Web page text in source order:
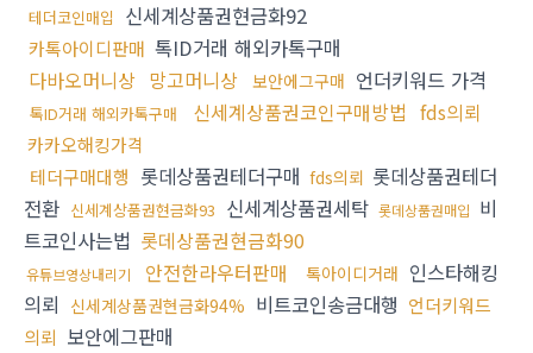
테더코인매입 신세계상품권현금화92
카톡아이디판매 톡ID거래 해외카톡구매
다바오머니상 망고머니상 보안에그구매 언더키워드 가격
톡ID거래 해외카톡구매 신세계상품권코인구매방법 fds의뢰
카카오해킹가격
테더구매대행 롯데상품권테더구매 fds의뢰 롯데상품권테더
전환 신세계상품권현금화93 신세계상품권세탁 롯데상품권매입 비
트코인사는법 롯데상품권현금화90
유튜브영상내리기 안전한라우터판매 톡아이디거래 인스타해킹
의뢰 신세계상품권현금화94% 비트코인송금대행 언더키워드
의뢰 보안에그판매